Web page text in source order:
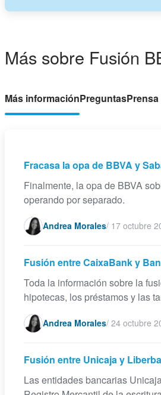
Más sobre Fusión
Más informaciónPreguntasPrensa
Fracasa la opa de BBVA y
Finalmente, la opa de BBVA
operando por separado.
Andrea Morales/ 17 octubre
Fusión entre CaixaBank y
Toda la información sobre la
hipotecas, los préstamos y las
Andrea Morales/ 24 octubre
Fusión entre Unicaja y
Las entidades bancarias